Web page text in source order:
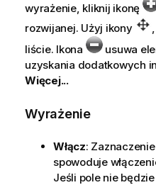
wyrażenie, kliknij ikonę
rozwijanej. Użyj ikony
liście. Ikona
usuwa
uzyskania dodatkowych
Więcej...
Wyrażenie
Włącz:
spowoduje
Jeśli pole nie